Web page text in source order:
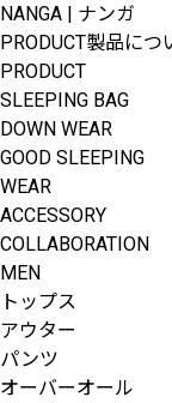
NANGA | ナンガ
PRODUCT製品につ
PRODUCT
SLEEPING BAG
DOWN WEAR
GOOD SLEEPING
WEAR
ACCESSORY
COLLABORATION
MEN
トップス
アウター
パンツ
オーバーオール